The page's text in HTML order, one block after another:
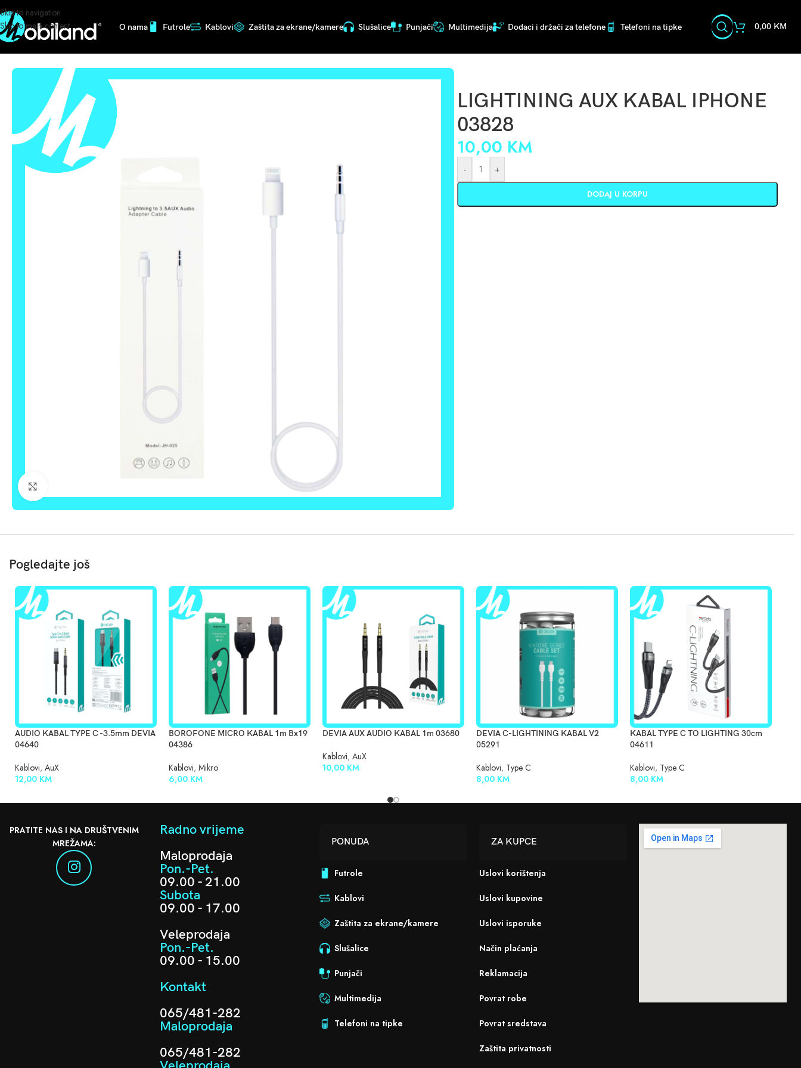
Skip to navigation
Skip to main content
O nama Futrole Kablovi Zaštita za ekrane/kamere Slušalice Punjači Multimedija Dodaci i držači za telefone Telefoni na tipke 0,00 KM
Početna/Kablovi/AuX LIGHTINING AUX KABAL IPHONE 03828
LIGHTINING AUX KABAL IPHONE
03828
10,00 KM
- +
DODAJ U KORPU
Pogledajte još
AUDIO KABAL TYPE C -3.5mm DEVIA
04640
Kablovi, AuX
12,00 KM
BOROFONE MICRO KABAL 1m Bx19
04386
Kablovi, Mikro
6,00 KM
DEVIA AUX AUDIO KABAL 1m 03680
Kablovi, AuX
10,00 KM
DEVIA C-LIGHTINING KABAL V2
05291
Kablovi, Type C
8,00 KM
KABAL TYPE C TO LIGHTING 30cm
04611
Kablovi, Type C
8,00 KM
PRATITE NAS I NA DRUŠTVENIM
MREŽAMA:
Radno vrijeme
Maloprodaja
Pon.-Pet.
09.00 - 21.00
Subota
09.00 - 17.00
Veleprodaja
Pon.-Pet.
09.00 - 15.00
Kontakt
065/481-282
Maloprodaja
065/481-282
PONUDA
Futrole
Kablovi
Zaštita za ekrane/kamere
Slušalice
Punjači
Multimedija
Telefoni na tipke
ZA KUPCE
Uslovi korištenja
Uslovi kupovine
Uslovi isporuke
Način plaćanja
Reklamacija
Povrat robe
Povrat sredstava
Zaštita privatnosti